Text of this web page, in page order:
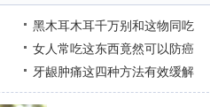
黑木耳木耳千万别和这物同吃
女人常吃这东西竟然可以防癌
牙龈肿痛这四种方法有效缓解